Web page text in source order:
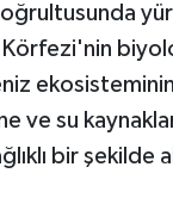
Körfezi'nin
ekosisteminin
ve su
bir şekilde